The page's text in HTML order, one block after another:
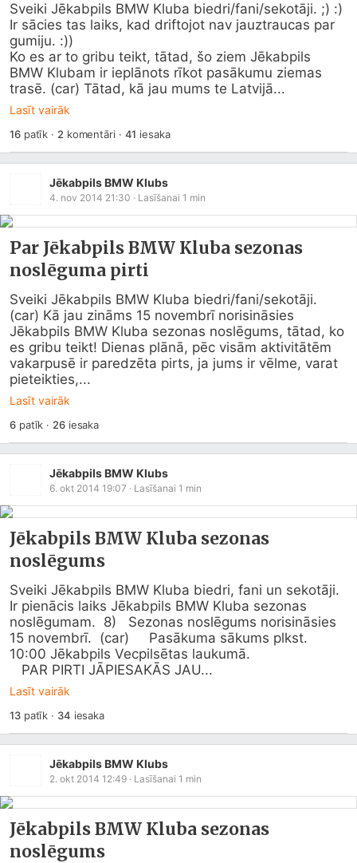
Sveiki Jēkabpils BMW Kluba biedri/fani/sekotāji. ;) :)
Ir sācies tas laiks, kad driftojot nav jauztraucas par
gumiju. :))
Ko es ar to gribu teikt, tātad, šo ziem Jēkabpils
BMW Klubam ir ieplānots rīkot pasākumu ziemas
trasē. (car) Tātad, kā jau mums te Latvijā...
Lasīt vairāk
16patīk · 2 komentāri · 41 iesaka
Jēkabpils BMW Klubs
4. nov 2014 21:30 · Lasīšanai 1 min
Par Jēkabpils BMW Kluba sezonas
noslēguma pirti
Sveiki Jēkabpils BMW Kluba biedri/fani/sekotāji.
(car) Kā jau zināms 15 novembrī norisināsies
Jēkabpils BMW Kluba sezonas noslēgums, tātad, ko
es gribu teikt! Dienas plānā, pēc visām aktivitātēm
vakarpusē ir paredzēta pirts, ja jums ir vēlme, varat
pieteikties,...
Lasīt vairāk
6patīk · 26iesaka
Jēkabpils BMW Klubs
6. okt 2014 19:07 · Lasīšanai 1 min
Jēkabpils BMW Kluba sezonas
noslēgums
Sveiki Jēkabpils BMW Kluba biedri, fani un sekotāji.
Ir pienācis laiks Jēkabpils BMW Kluba sezonas
noslēgumam.  8)   Sezonas noslēgums norisināsies
15 novembrī.  (car)     Pasākuma sākums plkst.
10:00 Jēkabpils Vecpilsētas laukumā.
   PAR PIRTI JĀPIESAKĀS JAU...
Lasīt vairāk
13patīk · 34 iesaka
Jēkabpils BMW Klubs
2. okt 2014 12:49 · Lasīšanai 1 min
Jēkabpils BMW Kluba sezonas
noslēgums